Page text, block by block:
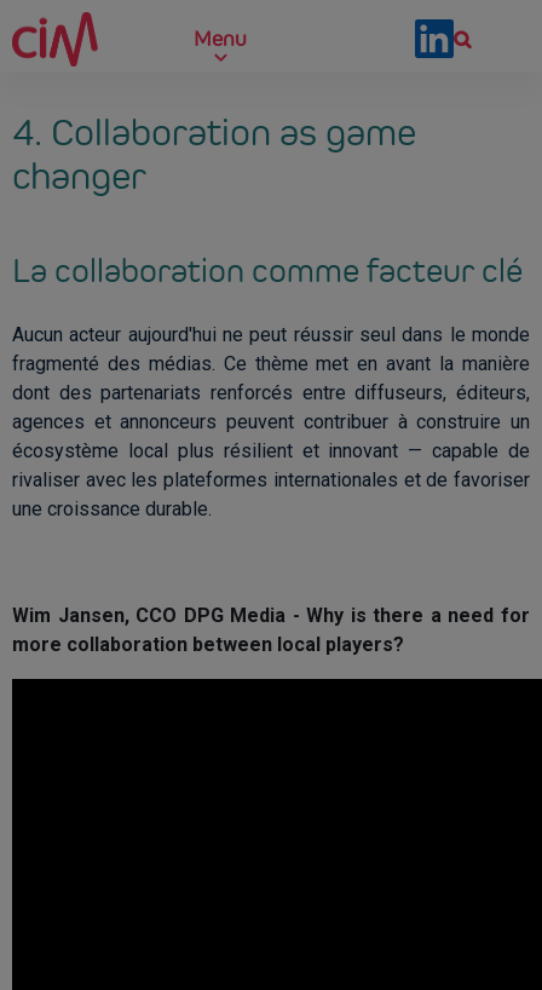
Skip to main content
Menu
4. Collaboration as game
changer
La collaboration comme facteur clé
Aucun acteur aujourd'hui ne peut réussir seul dans le monde
fragmenté des médias. Ce thème met en avant la manière
dont des partenariats renforcés entre diffuseurs, éditeurs,
agences et annonceurs peuvent contribuer à construire un
écosystème local plus résilient et innovant — capable de
rivaliser avec les plateformes internationales et de favoriser
une croissance durable.
Wim Jansen, CCO DPG Media - Why is there a need for
more collaboration between local players?